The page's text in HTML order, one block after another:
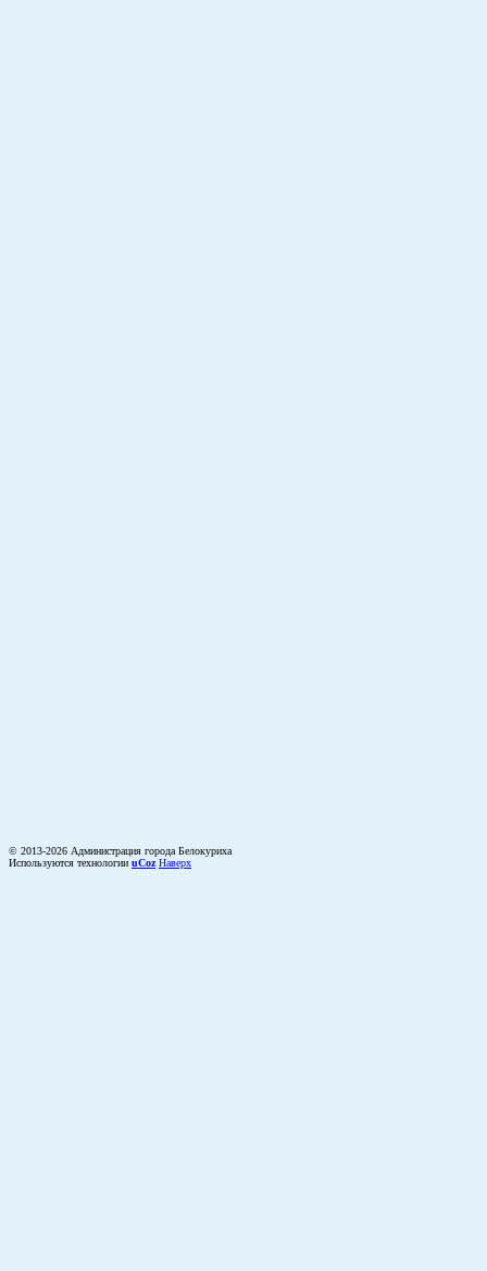
© 2013-2026 Администрация города Белокуриха
Используются технологии uCoz Наверх